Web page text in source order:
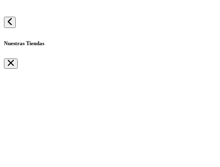
Nuestras Tiendas